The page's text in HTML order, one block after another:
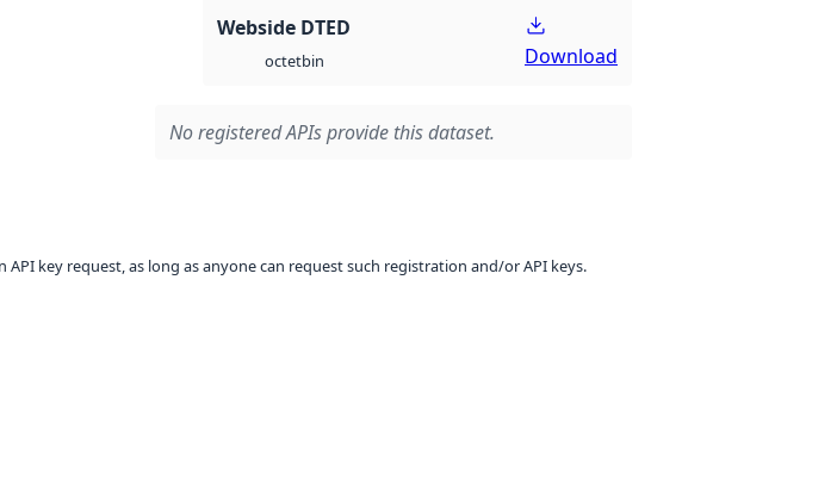
Webside DTED
octetbin Download
No registered APIs provide this dataset.
key request, as long as anyone can request such registration and/or API keys.